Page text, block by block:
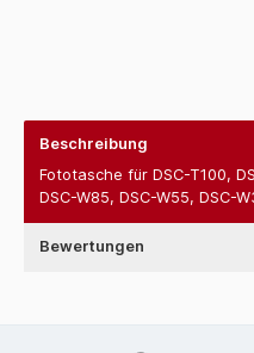
Beschreibung
Fototasche für DSC-T100,
DSC-W85, DSC-W55, DSC-
Bewertungen